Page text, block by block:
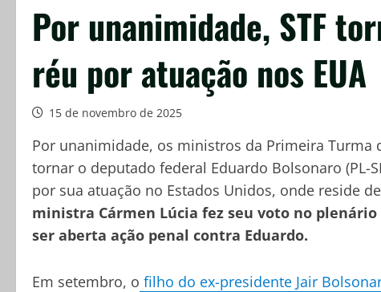
Por unanimidade, STF
réu por atuação nos EUA
15 de novembro de 2025
Por unanimidade, os ministros da Primeira Turma
tornar o deputado federal Eduardo Bolsonaro (PL-
por sua atuação no Estados Unidos, onde reside
ministra Cármen Lúcia fez seu voto no
ser aberta ação penal contra Eduardo.
Em setembro, o filho do ex-presidente Jair